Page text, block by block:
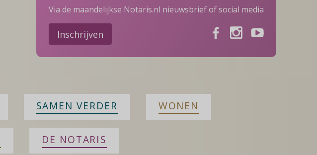
Via de maandelijkse Notaris.nl nieuwsbrief of social media
Inschrijven FacebookInstagram
Youtube
SAMEN VERDER WONEN
DE NOTARIS